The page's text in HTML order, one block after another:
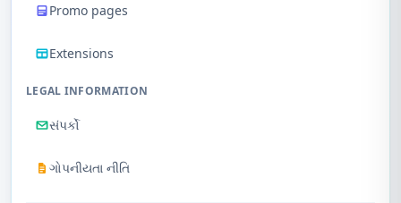
Promo pages
Extensions
LEGAL INFORMATION
સંપર્કો
ગોપનીયતા નીતિ